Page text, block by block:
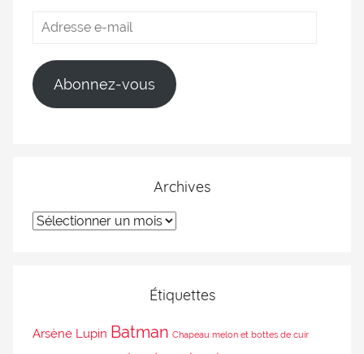
Abonnez-vous
Archives
Étiquettes
Arsène Lupin Batman Chapeau melon et bottes de cuir